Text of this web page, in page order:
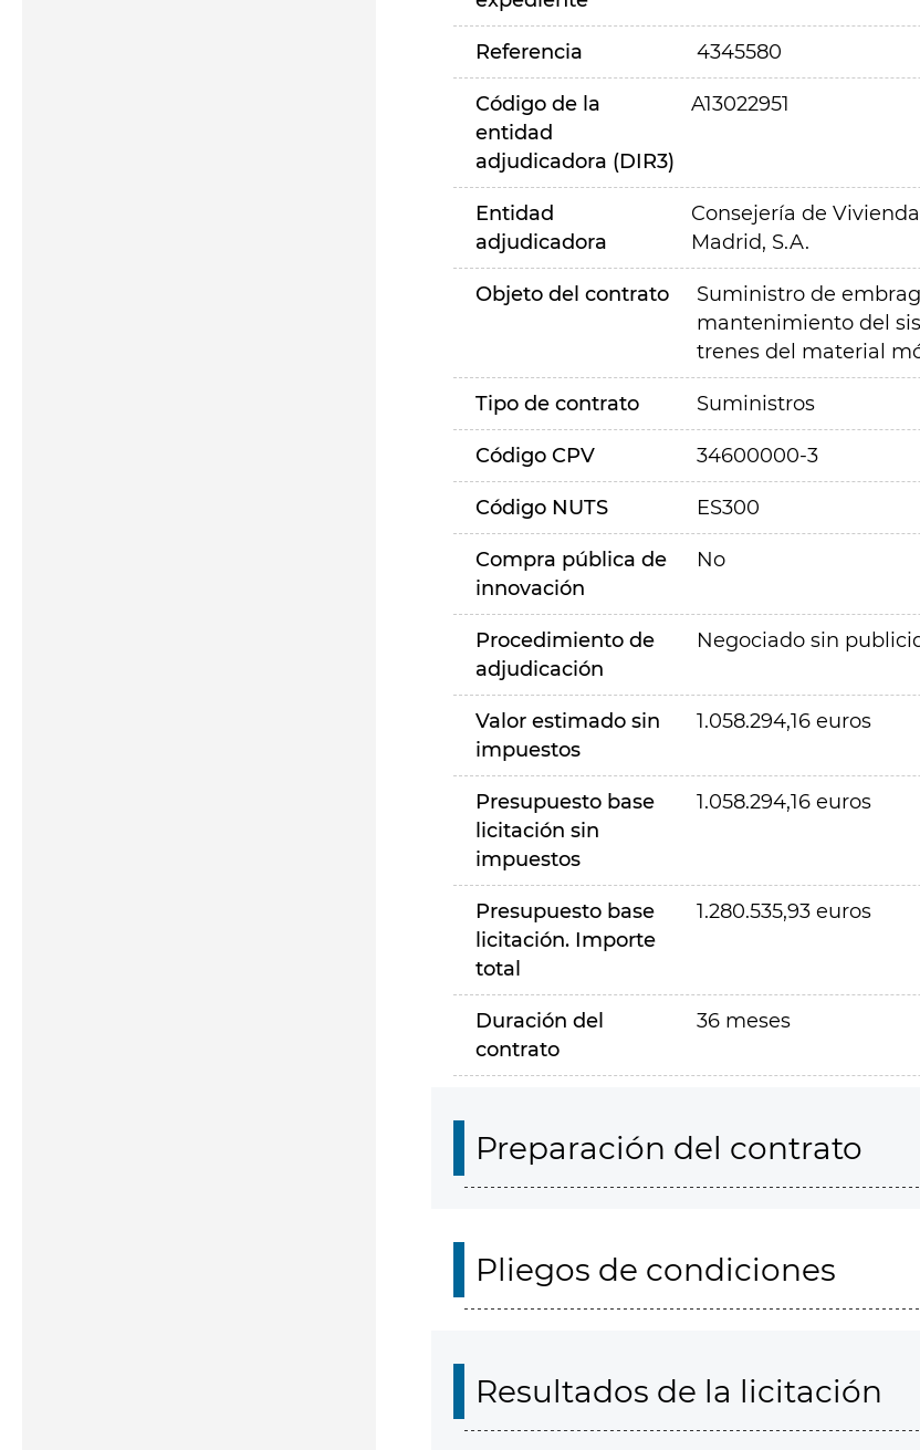
Referencia 4345580
Código de la
entidad
adjudicadora (DIR3)
A13022951
Entidad
adjudicadora
Consejería de
Madrid, S.A.
Objeto del contrato
Suministro de
mantenimiento del
trenes del material
Tipo de contrato Suministros
Código CPV 34600000-3
Código NUTS ES300
Compra pública de
innovación
No
Procedimiento de
adjudicación
Negociado sin
Valor estimado sin
impuestos
1.058.294,16 euros
Presupuesto base
licitación sin
impuestos
1.058.294,16 euros
Presupuesto base
licitación. Importe
total
1.280.535,93 euros
Duración del
contrato
36 meses
Preparación del contrato
Pliegos de condiciones
Resultados de la licitación